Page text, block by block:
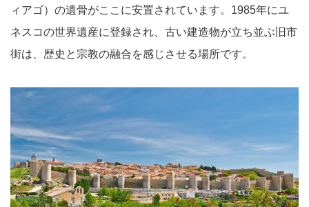
ィアゴ）の遺骨がここに安置されています。1985年にユ
ネスコの世界遺産に登録され、古い建造物が立ち並ぶ旧市
街は、歴史と宗教の融合を感じさせる場所です。